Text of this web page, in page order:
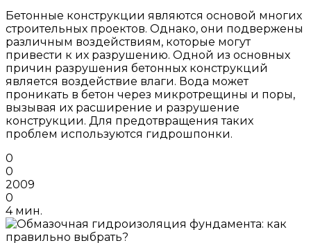
Бетонные конструкции являются основой многих
строительных проектов. Однако, они подвержены
различным воздействиям, которые могут
привести к их разрушению. Одной из основных
причин разрушения бетонных конструкций
является воздействие влаги. Вода может
проникать в бетон через микротрещины и поры,
вызывая их расширение и разрушение
конструкции. Для предотвращения таких
проблем используются гидрошпонки.
0
0
2009
0
4 мин.